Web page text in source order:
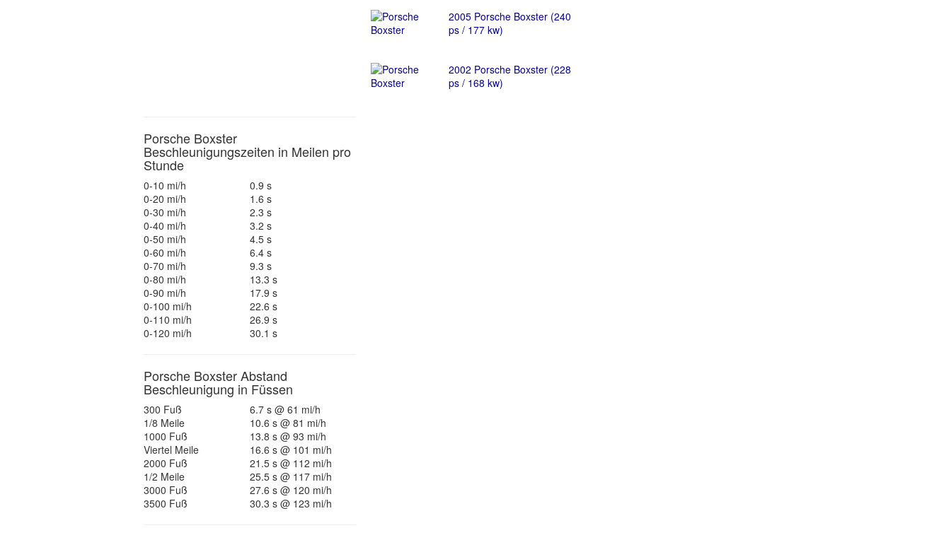
Porsche Boxster
Beschleunigungszeiten in Meilen pro
Stunde
0-10 mi/h
0.9 s
0-20 mi/h
1.6 s
0-30 mi/h
2.3 s
0-40 mi/h
3.2 s
0-50 mi/h
4.5 s
0-60 mi/h
6.4 s
0-70 mi/h
9.3 s
0-80 mi/h
13.3 s
0-90 mi/h
17.9 s
0-100 mi/h
22.6 s
0-110 mi/h
26.9 s
0-120 mi/h
30.1 s
Porsche Boxster Abstand
Beschleunigung in Füssen
300 Fuß
6.7 s @ 61 mi/h
1/8 Meile
10.6 s @ 81 mi/h
1000 Fuß
13.8 s @ 93 mi/h
Viertel Meile
16.6 s @ 101 mi/h
2000 Fuß
21.5 s @ 112 mi/h
1/2 Meile
25.5 s @ 117 mi/h
3000 Fuß
27.6 s @ 120 mi/h
3500 Fuß
30.3 s @ 123 mi/h
2005 Porsche Boxster (240
ps / 177 kw)
2002 Porsche Boxster (228
ps / 168 kw)